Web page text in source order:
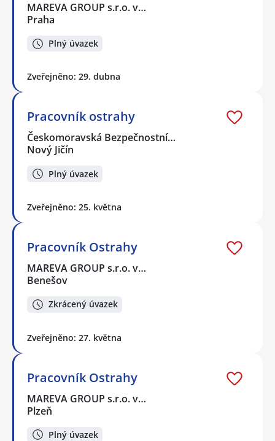
MAREVA GROUP s.r.o. v…
Praha
Plný úvazek
Zveřejněno: 29. dubna
Pracovník ostrahy
Českomoravská Bezpečnostní…
Nový Jičín
Plný úvazek
Zveřejněno: 25. května
Pracovník Ostrahy
MAREVA GROUP s.r.o. v…
Benešov
Zkrácený úvazek
Zveřejněno: 27. května
Pracovník Ostrahy
MAREVA GROUP s.r.o. v…
Plzeň
Plný úvazek